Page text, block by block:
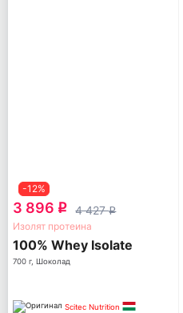
-12%
3 896 q 4 427q
Изолят протеина
100% Whey Isolate
700 г, Шоколад
Scitec Nutrition